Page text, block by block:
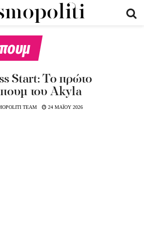
Start: To πρώτο
του Akyla
TEAM 24 ΜΑΪΟΥ 2026